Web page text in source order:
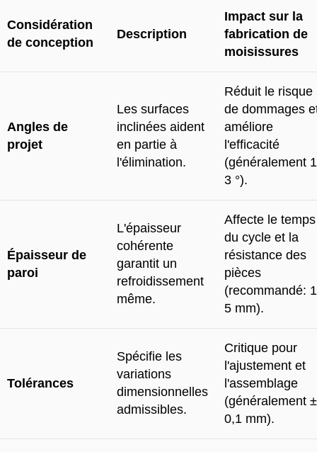
Considération
de conception
Description
Impact sur la
fabrication de
moisissures
Angles de
projet
Les surfaces
inclinées aident
en partie à
l'élimination.
Réduit le risque
de dommages
améliore
l'efficacité
(généralement
3 °).
Épaisseur de
paroi
L'épaisseur
cohérente
garantit un
refroidissement
même.
Affecte le temps
du cycle et la
résistance des
pièces
(recommandé:
5 mm).
Tolérances
Spécifie les
variations
dimensionnelles
admissibles.
Critique pour
l'ajustement et
l'assemblage
(généralement ±
0,1 mm).